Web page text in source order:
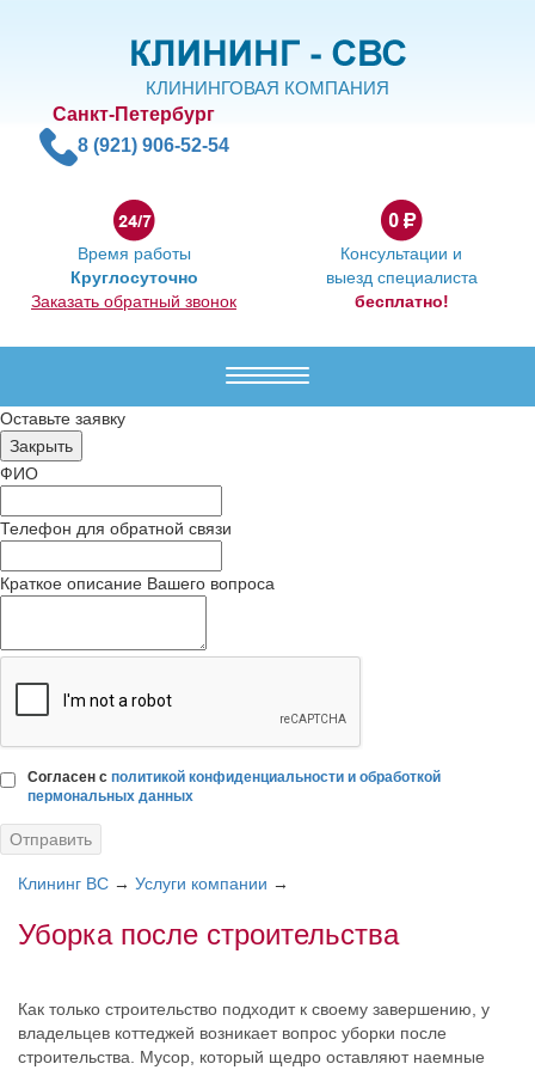
КЛИНИНГОВАЯ КОМПАНИЯ
Санкт-Петербург
8 (921) 906-52-54
Время работы
Круглосуточно
Заказать обратный звонок
Консультации и
выезд специалиста
бесплатно!
Меню
Оставьте заявку
ФИО
Телефон для обратной связи
Краткое описание Вашего вопроса
Согласен с политикой конфиденциальности и обработкой
пермональных данных
Клининг BC → Услуги компании →
Уборка после строительства
Как только строительство подходит к своему завершению, у
владельцев коттеджей возникает вопрос уборки после
строительства. Мусор, который щедро оставляют наемные